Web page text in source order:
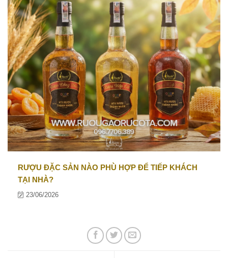
RƯỢU ĐẶC SẢN NÀO PHÙ HỢP ĐỂ TIẾP KHÁCH
TẠI NHÀ?
23/06/2026